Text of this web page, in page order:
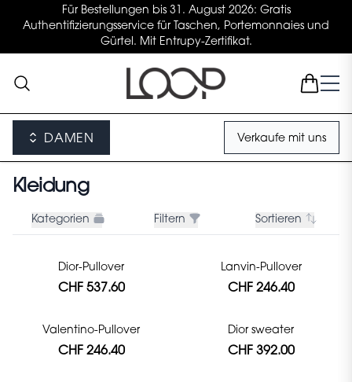
Für Bestellungen bis 31. August 2026: Gratis
Authentifizierungsservice für Taschen, Portemonnaies und
Gürtel. Mit Entrupy-Zertifikat.
DAMEN Verkaufe mit uns
Kleidung
Kategorien Filtern Sortieren
Dior-Pullover
CHF 537.60
Lanvin-Pullover
CHF 246.40
Valentino-Pullover
CHF 246.40
Dior sweater
CHF 392.00